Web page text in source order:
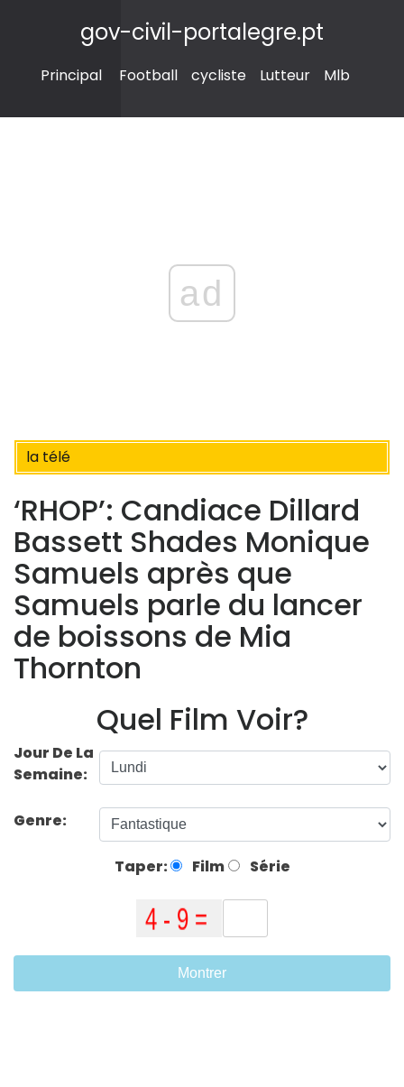
gov-civil-portalegre.pt
Principal Football cycliste Lutteur Mlb
ad
la télé
‘RHOP’: Candiace Dillard
Bassett Shades Monique
Samuels après que
Samuels parle du lancer
de boissons de Mia
Thornton
Quel Film Voir?
Jour De La
Semaine:
Genre:
Taper: Film Série
Montrer